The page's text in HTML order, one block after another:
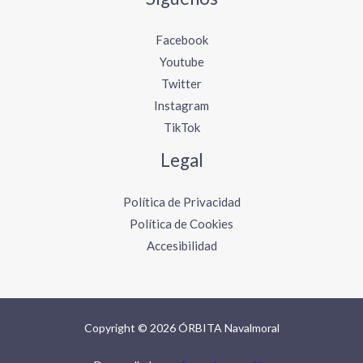
Facebook
Youtube
Twitter
Instagram
TikTok
Legal
Política de Privacidad
Política de Cookies
Accesibilidad
Copyright © 2026 ÓRBITA Navalmoral